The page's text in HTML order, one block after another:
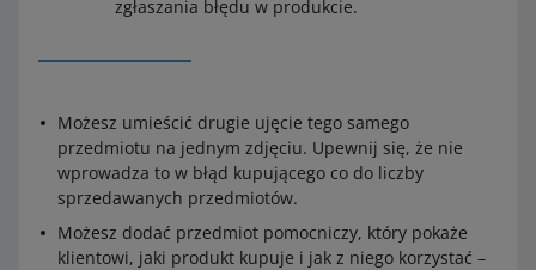
zgłaszania błędu w produkcie.
Możesz umieścić drugie ujęcie tego samego
przedmiotu na jednym zdjęciu. Upewnij się, że nie
wprowadza to w błąd kupującego co do liczby
sprzedawanych przedmiotów.
Możesz dodać przedmiot pomocniczy, który pokaże
klientowi, jaki produkt kupuje i jak z niego korzystać –